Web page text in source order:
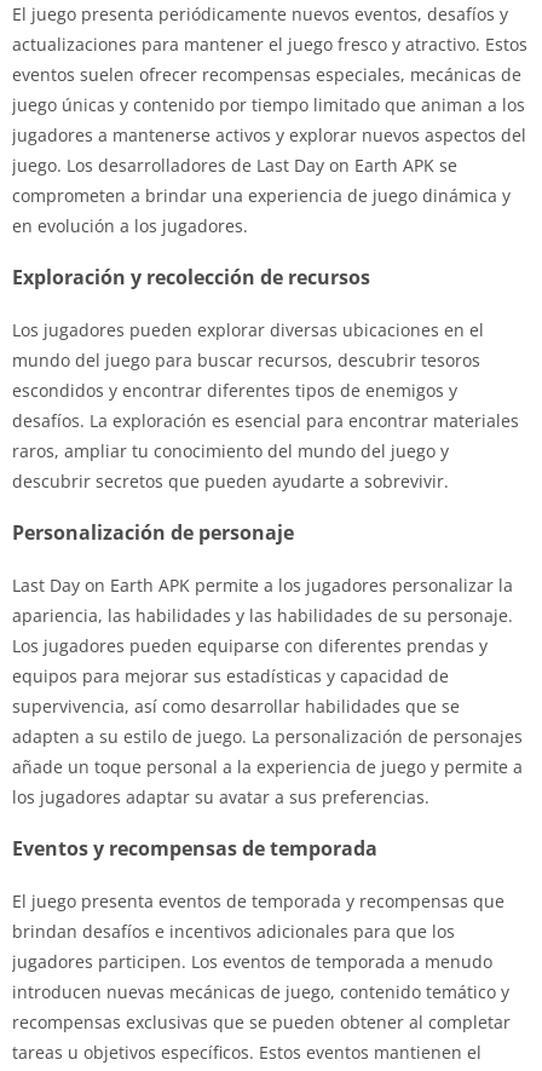
El juego presenta periódicamente nuevos eventos, desafíos y
actualizaciones para mantener el juego fresco y atractivo. Estos
eventos suelen ofrecer recompensas especiales, mecánicas de
juego únicas y contenido por tiempo limitado que animan a los
jugadores a mantenerse activos y explorar nuevos aspectos del
juego. Los desarrolladores de Last Day on Earth APK se
comprometen a brindar una experiencia de juego dinámica y
en evolución a los jugadores.
Exploración y recolección de recursos
Los jugadores pueden explorar diversas ubicaciones en el
mundo del juego para buscar recursos, descubrir tesoros
escondidos y encontrar diferentes tipos de enemigos y
desafíos. La exploración es esencial para encontrar materiales
raros, ampliar tu conocimiento del mundo del juego y
descubrir secretos que pueden ayudarte a sobrevivir.
Personalización de personaje
Last Day on Earth APK permite a los jugadores personalizar la
apariencia, las habilidades y las habilidades de su personaje.
Los jugadores pueden equiparse con diferentes prendas y
equipos para mejorar sus estadísticas y capacidad de
supervivencia, así como desarrollar habilidades que se
adapten a su estilo de juego. La personalización de personajes
añade un toque personal a la experiencia de juego y permite a
los jugadores adaptar su avatar a sus preferencias.
Eventos y recompensas de temporada
El juego presenta eventos de temporada y recompensas que
brindan desafíos e incentivos adicionales para que los
jugadores participen. Los eventos de temporada a menudo
introducen nuevas mecánicas de juego, contenido temático y
recompensas exclusivas que se pueden obtener al completar
tareas u objetivos específicos. Estos eventos mantienen el